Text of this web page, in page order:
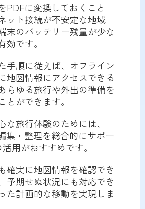
PDFに変換しておくこと
ット接続が不安定な地域
末のバッテリー残量が少な
効です。
手順に従えば、オフライン
地図情報にアクセスできる
らゆる旅行や外出の準備を
とができます。
な旅行体験のためには、
集・整理を総合的にサポー
活用がおすすめです。
確実に地図情報を確認でき
予期せぬ状況にも対応でき
た計画的な移動を実現しま